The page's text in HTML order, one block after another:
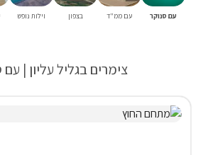
עם סנוקר עם ממ"ד בצפון וילות נופש
צימרים בגליל עליון | עם